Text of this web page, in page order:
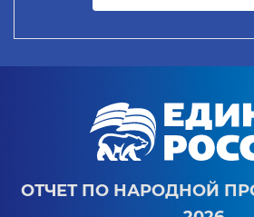
ОТЧЕТ ПО НАРОДНОЙ